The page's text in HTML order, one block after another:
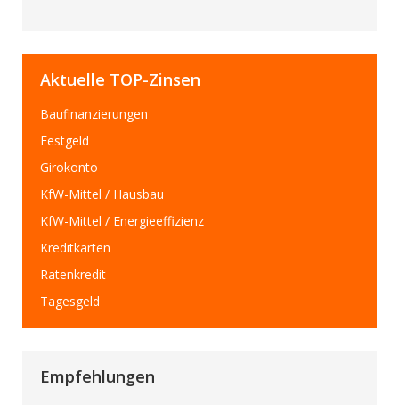
Aktuelle TOP-Zinsen
Baufinanzierungen
Festgeld
Girokonto
KfW-Mittel / Hausbau
KfW-Mittel / Energieeffizienz
Kreditkarten
Ratenkredit
Tagesgeld
Empfehlungen